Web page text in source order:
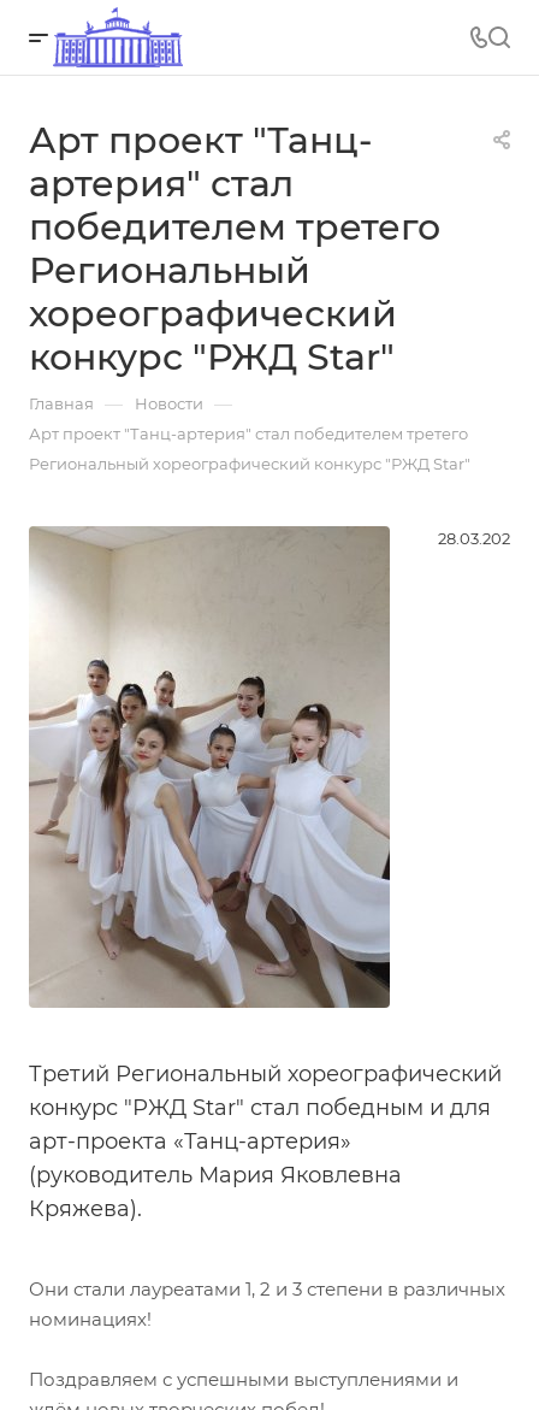
Арт проект "Танц-
артерия" стал
победителем третего
Региональный
хореографический
конкурс "РЖД Star"
Главная — Новости —
Арт проект "Танц-артерия" стал победителем третего
Региональный хореографический конкурс "РЖД Star"
28.03.2022
Третий Региональный хореографический
конкурс "РЖД Star" стал победным и для
арт-проекта «Танц-артерия»
(руководитель Мария Яковлевна
Кряжева).
Они стали лауреатами 1, 2 и 3 степени в различных
номинациях!
Поздравляем с успешными выступлениями и